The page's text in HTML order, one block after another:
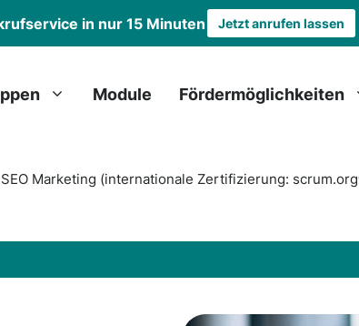
in nur 15 Minuten Jetzt anrufen lassen
Module Fördermöglichkeiten
Marketing (internationale Zertifizierung: